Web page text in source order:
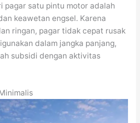
pagar satu pintu motor adalah
keawetan engsel. Karena
ringan, pagar tidak cepat rusak
dalam jangka panjang,
subsidi dengan aktivitas